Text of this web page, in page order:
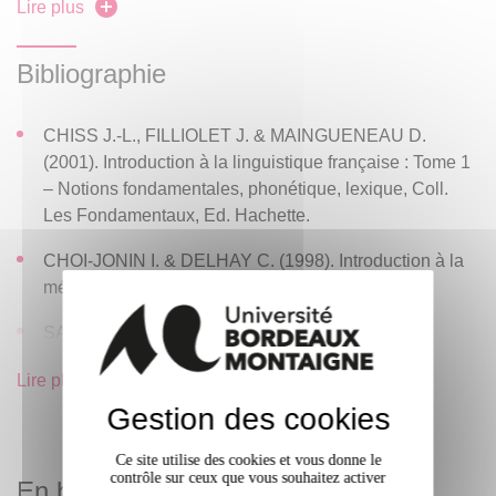
sens…), lexicologie (synonymie, polysémie,
composition…).
Lire plus
Bibliographie
CHISS J.-L., FILLIOLET J. & MAINGUENEAU D.
(2001). Introduction à la linguistique française : Tome 1
– Notions fondamentales, phonétique, lexique, Coll.
Les Fondamentaux, Ed. Hachette.
CHOI-JONIN I. & DELHAY C. (1998). Introduction à la
méthodologie en linguistique.
SAUSSURE, F. de (1995). Cours de Linguistique
Générale, Grande bibliothèque Payot (1re éd. 1916).
SOUTET O. (1995). Linguistique, Paris : PUF.
LEHMANN, A. et MARTIN-BERTHET, F. (2008).
Introduction à la lexicologie. Sémantique et
Lire plus
Gestion des cookies
Ce site utilise des cookies et vous donne le
contrôle sur ceux que vous souhaitez activer